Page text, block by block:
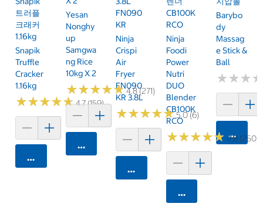
트러플
크래커
1.16kg
Snapik
Truffle
Cracker
1.16kg
★★★★★
★★★★★4.7 (159)
카트에 담기
Yesan
Nonghy
Up
Samgwa
Ng Rice
10kg X 2
★★★★★
★★★★★4.8 (271)
카트에 담기
FN090
KR
Ninja
Crispi
Air
Fryer
FN090
KR 3.8L
★★★★★
★★★★★5.0 (6)
카트에 담기
CB100K
RCO
Ninja
Foodi
Power
Nutri
DUO
Blender
CB100K
RCO
★★★★★
★★★★★ 4.8 (250)
카트에 담기
Barybo
Dy
Massag
E Stick &
Ball
★★★
★★★
카트에